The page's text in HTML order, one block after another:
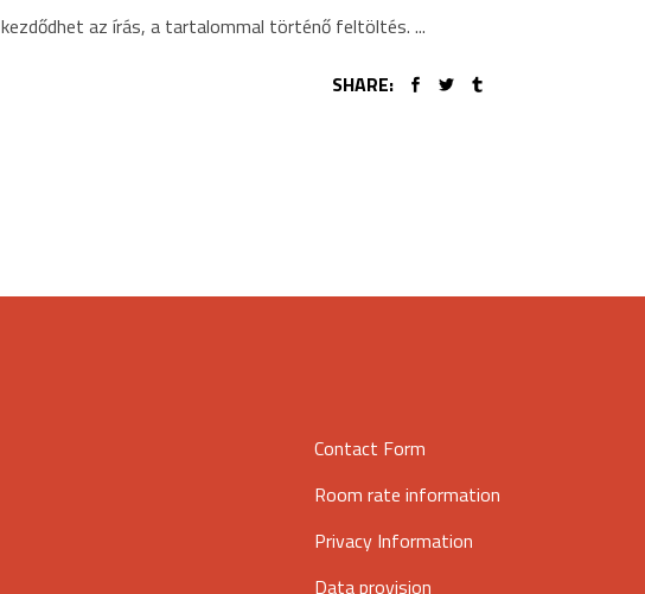
az írás, a tartalommal történő feltöltés.
SHARE:
Contact Form
Room rate information
Privacy Information
Data provision